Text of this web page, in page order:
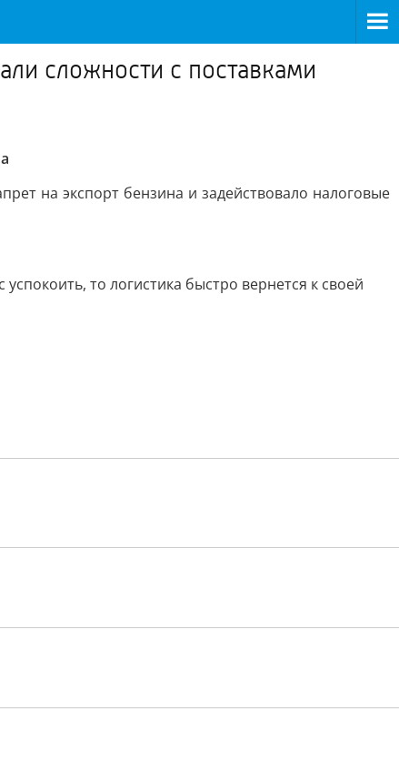
сложности с поставками
на экспорт бензина и задействовало налоговые
то логистика быстро вернется к своей